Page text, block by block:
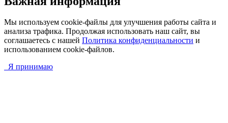
Мы используем cookie-файлы для улучшения работы сайта и
анализа трафика. Продолжая использовать наш сайт, вы
соглашаетесь с нашей Политика конфиденциальности и
использованием cookie-файлов.
Я принимаю